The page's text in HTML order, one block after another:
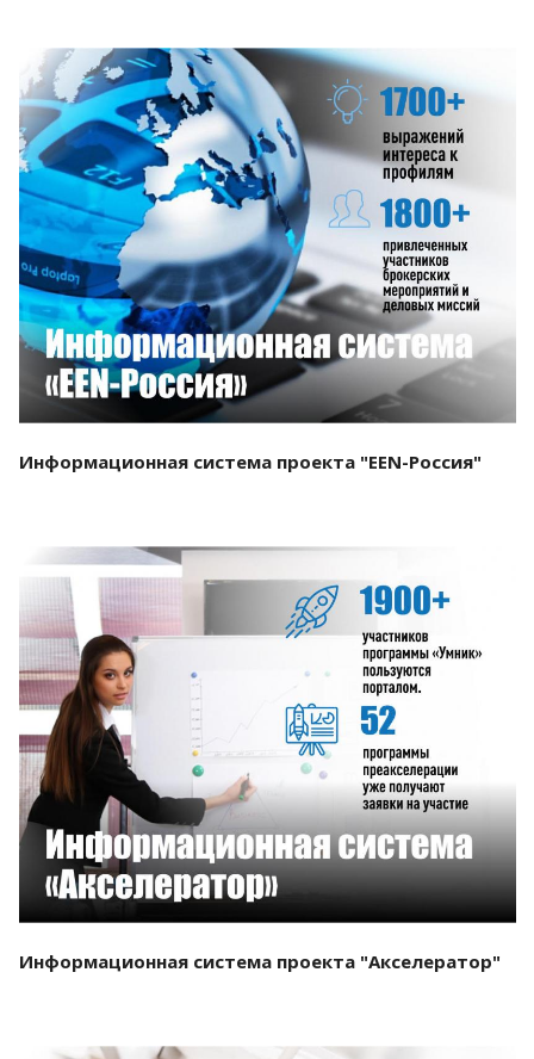
Смотреть проект
Информационная система проекта "EEN-Россия"
Смотреть проект
Информационная система проекта "Акселератор"